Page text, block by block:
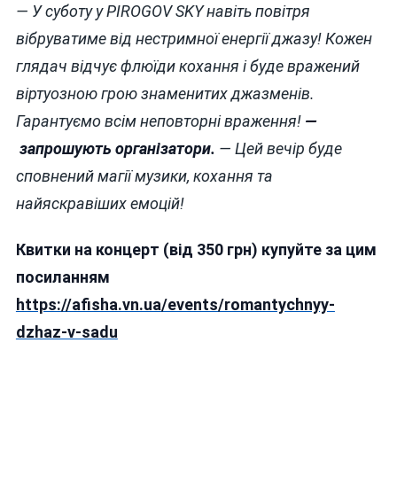
— У суботу у PIROGOV SKY навіть повітря
вібруватиме від нестримної енергії джазу! Кожен
глядач відчує флюїди кохання і буде вражений
віртуозною грою знаменитих джазменів.
Гарантуємо всім неповторні враження! —
запрошують організатори. — Цей вечір буде
сповнений магії музики, кохання та
найяскравіших емоцій!
Квитки на концерт (від 350 грн) купуйте за цим
посиланням
https://afisha.vn.ua/events/romantychnyy-
dzhaz-v-sadu